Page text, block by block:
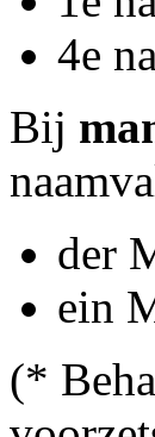
4e
Bij
der
ein
(*